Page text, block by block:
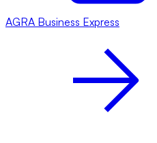
AGRA Business Express